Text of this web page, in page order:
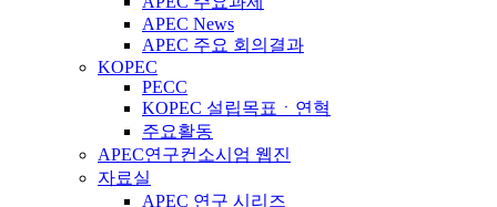
APEC News
APEC 주요 회의결과
KOPEC
PECC
KOPEC 설립목표ㆍ연혁
주요활동
APEC연구컨소시엄 웹진
자료실
APEC 연구 시리즈